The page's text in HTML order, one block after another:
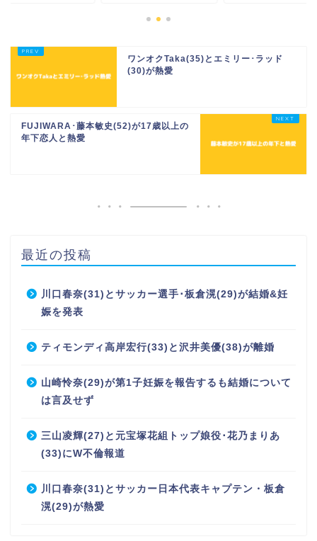
ワンオクTaka(35)とエミリー･ラッド
(30)が熱愛
FUJIWARA･藤本敏史(52)が17歳以上の
年下恋人と熱愛
最近の投稿
川口春奈(31)とサッカー選手･板倉滉(29)が結婚&妊
娠を発表
ティモンディ高岸宏行(33)と沢井美優(38)が離婚
山崎怜奈(29)が第1子妊娠を報告するも結婚について
は言及せず
三山凌輝(27)と元宝塚花組トップ娘役･花乃まりあ
(33)にW不倫報道
川口春奈(31)とサッカー日本代表キャプテン・板倉
滉(29)が熱愛